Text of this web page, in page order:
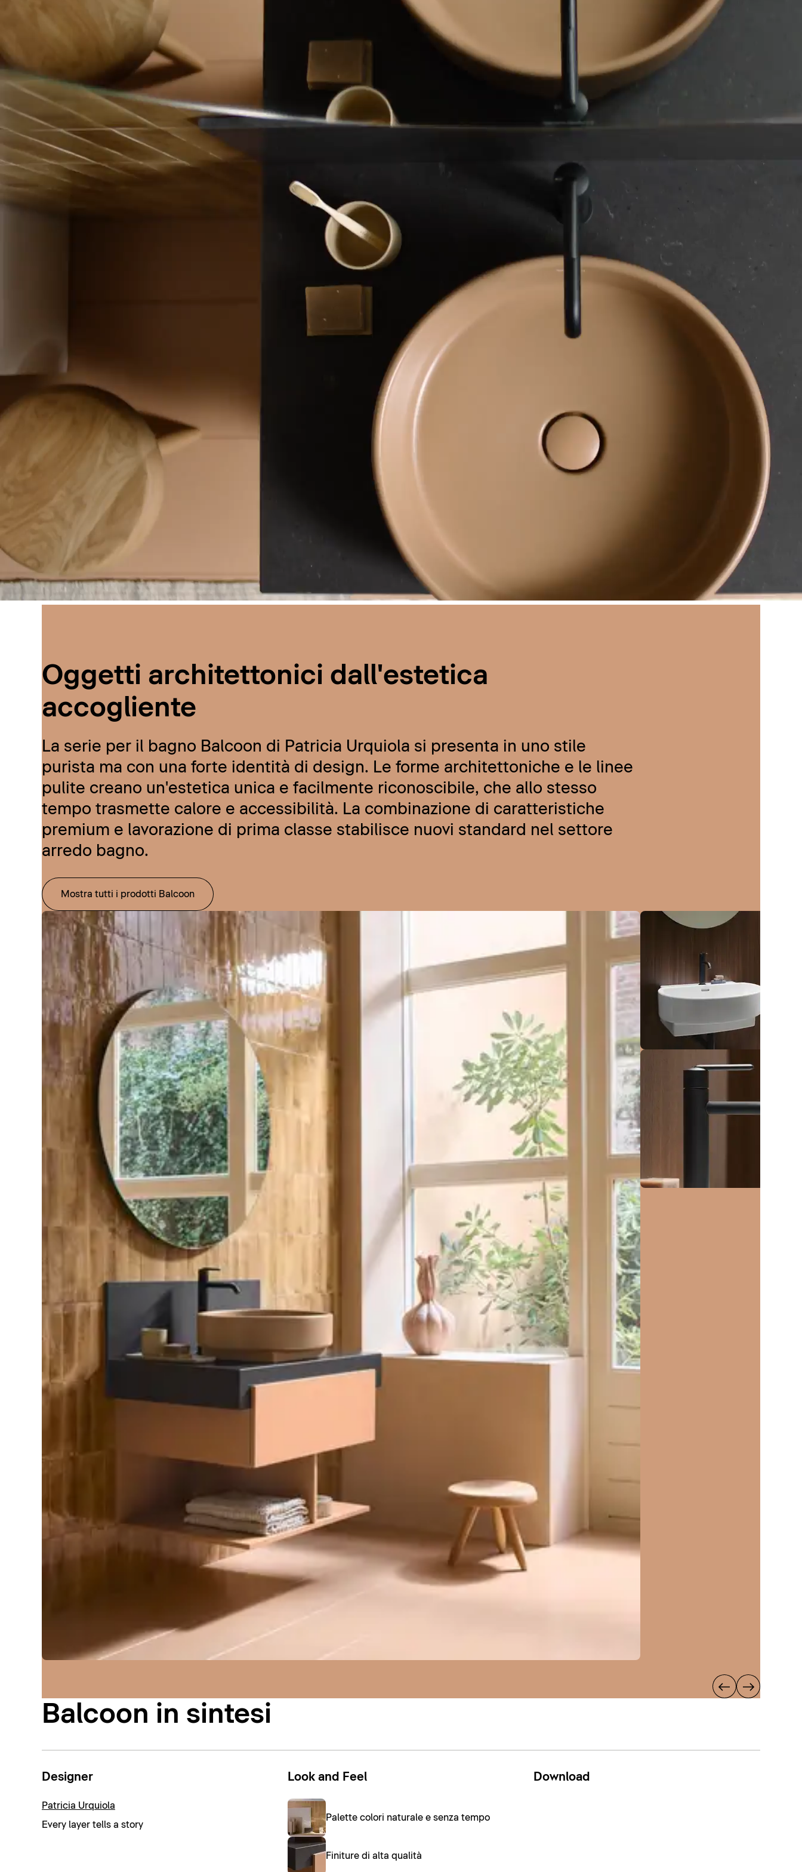
Oggetti architettonici dall'estetica
accogliente
La serie per il bagno Balcoon di Patricia Urquiola si presenta in uno stile
purista ma con una forte identità di design. Le forme architettoniche e le linee
pulite creano un'estetica unica e facilmente riconoscibile, che allo stesso
tempo trasmette calore e accessibilità. La combinazione di caratteristiche
premium e lavorazione di prima classe stabilisce nuovi standard nel settore
arredo bagno.
Mostra tutti i prodotti Balcoon
Balcoon in sintesi
Designer
Patricia Urquiola
Every layer tells a story
Look and Feel
Palette colori naturale e senza tempo
Finiture di alta qualità
Download